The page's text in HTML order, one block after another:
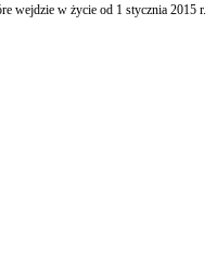
wejdzie w życie od 1 stycznia 2015 r.